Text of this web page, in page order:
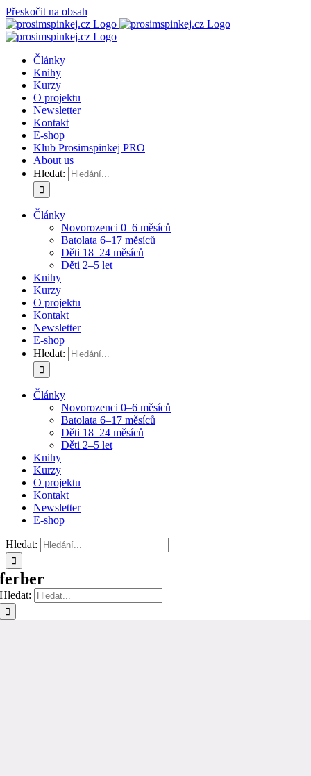
Přeskočit na obsah
Články
Knihy
Kurzy
O projektu
Newsletter
Kontakt
E-shop
Klub Prosimspinkej PRO
About us
Hledat:
Články
Novorozenci 0–6 měsíců
Batolata 6–17 měsíců
Děti 18–24 měsíců
Děti 2–5 let
Knihy
Kurzy
O projektu
Kontakt
Newsletter
E-shop
Hledat:
Články
Novorozenci 0–6 měsíců
Batolata 6–17 měsíců
Děti 18–24 měsíců
Děti 2–5 let
Knihy
Kurzy
O projektu
Kontakt
Newsletter
E-shop
Hledat:
ferber
Hledat: